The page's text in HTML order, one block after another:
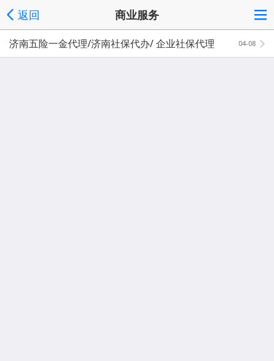
返回 商业服务
04-08
济南五险一金代理/济南社保代办/ 企业社保代理